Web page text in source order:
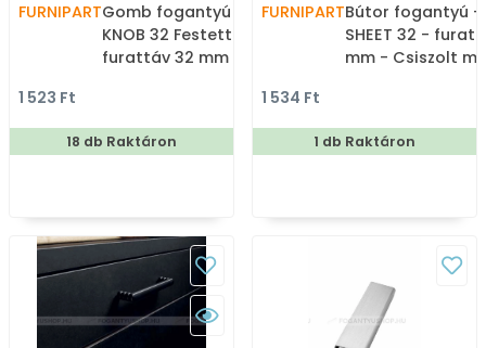
FURNIPARTGomb fogantyú - LUCK
KNOB 32 Festett -
furattáv 32 mm - Fekete
ötvözet - Színes fém
gombfogantyú,
bútorgomb
1 523 Ft
18 db Raktáron
FURNIPARTBútor fogantyú -
SHEET 32 -
mm - Csiszolt
ültethető színes
fogantyú
1 534 Ft
1 db Raktáron